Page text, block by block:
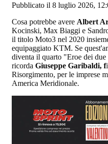
Pubblicato il 8 luglio 2026,
Cosa potrebbe avere Albert
Kocinski, Max Biaggi e
il titolo Moto3 nel 2020
equipaggiato KTM. Se
diventa il quarto "Eroe dei
ricorda Giuseppe Garibaldi, f
Risorgimento, per le imprese
America Meridionale.